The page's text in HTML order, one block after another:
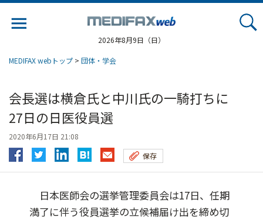
2026年8月9日（日）
MEDIFAX webトップ > 団体・学会
会長選は横倉氏と中川氏の一騎打ちに
27日の日医役員選
2020年6月17日 21:08
保存
日本医師会の選挙管理委員会は17日、任期
満了に伴う役員選挙の立候補届け出を締め切